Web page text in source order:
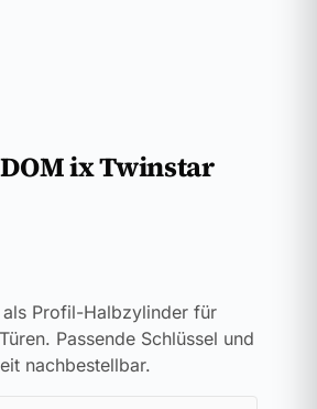
ix Twinstar
als Profil-Halbzylinder für
Passende Schlüssel und
nachbestellbar.